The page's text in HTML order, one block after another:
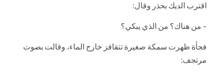
اقترب الديك بحذر وقال:
– من هناك؟ من الذي يبكي؟
فجأة ظهرت سمكة صغيرة تتقافز خارج الماء، وقالت بصوت
مرتجف: